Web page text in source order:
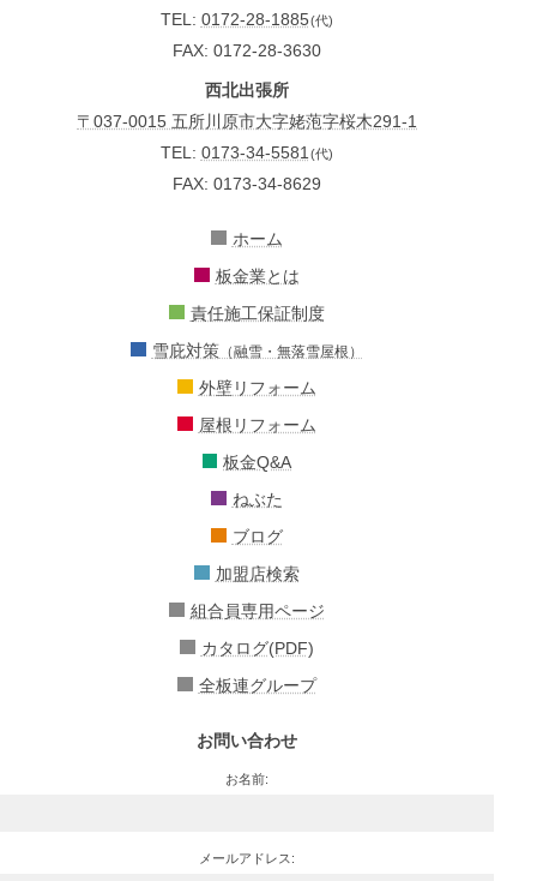
TEL: 0172-28-1885(代)
FAX: 0172-28-3630
西北出張所
〒037-0015 五所川原市大字姥萢字桜木291-1
TEL: 0173-34-5581 (代)
FAX: 0173-34-8629
ホーム
板金業とは
責任施工保証制度
雪庇対策（融雪・無落雪屋根）
外壁リフォーム
屋根リフォーム
板金Q&A
ねぶた
ブログ
加盟店検索
組合員専用ページ
カタログ(PDF)
全板連グループ
お問い合わせ
お名前:
メールアドレス: